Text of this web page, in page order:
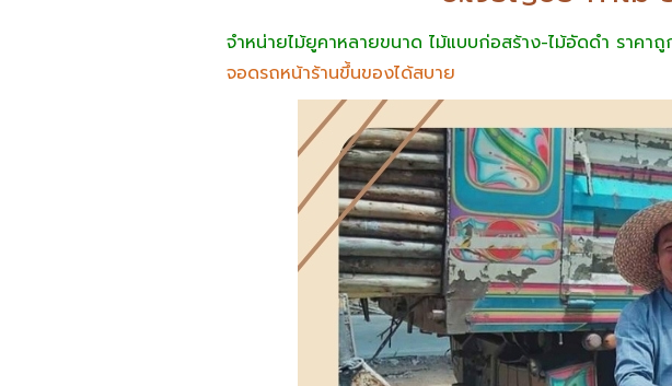
จำหน่ายไม้ยูคาหลายขนาด ไม้แบบก่อสร้าง-ไม้อัดดำ ราคา
จอดรถหน้าร้านขึ้นของได้สบาย